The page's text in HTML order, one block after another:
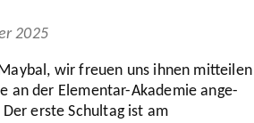
2025
wir freuen uns ihnen mitteilen
an der Elementar-Akademie ange­
erste Schultag ist am